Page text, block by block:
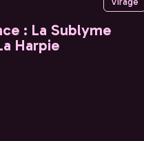
: La Sublyme
Harpie